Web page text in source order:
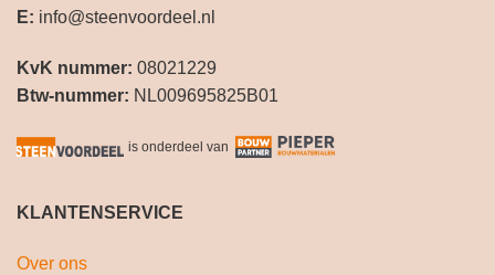
E: info@steenvoordeel.nl
KvK nummer: 08021229
Btw-nummer: NL009695825B01
is onderdeel van
KLANTENSERVICE
Over ons